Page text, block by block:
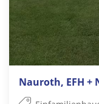
Nauroth, EFH +